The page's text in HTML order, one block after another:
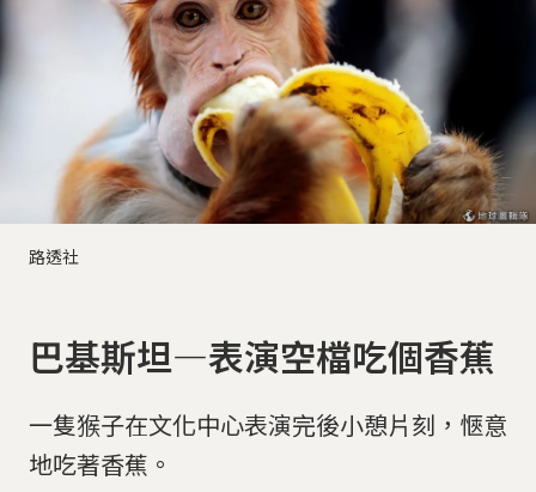
路透社
巴基斯坦—表演空檔吃個香蕉
一隻猴子在文化中心表演完後小憩片刻，愜意
地吃著香蕉。